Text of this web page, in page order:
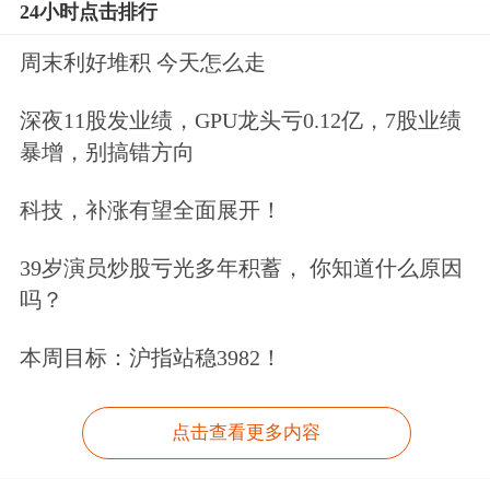
24小时点击排行
周末利好堆积 今天怎么走
深夜11股发业绩，GPU龙头亏0.12亿，7股业绩
暴增，别搞错方向
科技，补涨有望全面展开！
39岁演员炒股亏光多年积蓄， 你知道什么原因
吗？
本周目标：沪指站稳3982！
点击查看更多内容